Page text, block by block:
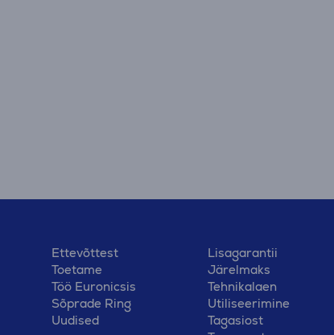
Ettevõttest
Toetame
Töö Euronicsis
Sõprade Ring
Uudised
Lisagarantii
Järelmaks
Tehnikalaen
Utiliseerimine
Tagasiost